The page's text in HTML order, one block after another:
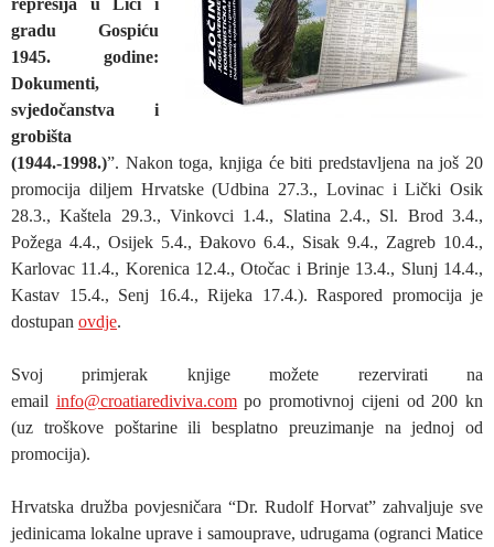
gradu Gospiću
1945. godine:
Dokumenti,
svjedočanstva i
grobišta
(1944.-1998.)”. Nakon toga, knjiga će biti predstavljena na još 20
promocija diljem Hrvatske (Udbina 27.3., Lovinac i Lički Osik
28.3., Kaštela 29.3., Vinkovci 1.4., Slatina 2.4., Sl. Brod 3.4.,
Požega 4.4., Osijek 5.4., Đakovo 6.4., Sisak 9.4., Zagreb 10.4.,
Karlovac 11.4., Korenica 12.4., Otočac i Brinje 13.4., Slunj 14.4.,
Kastav 15.4., Senj 16.4., Rijeka 17.4.). Raspored promocija je
dostupan ovdje.
Svoj primjerak knjige možete rezervirati na
email info@croatiarediviva.compo promotivnoj cijeni od 200 kn
(uz troškove poštarine ili besplatno preuzimanje na jednoj od
promocija).
Hrvatska družba povjesničara “Dr. Rudolf Horvat” zahvaljuje sve
jedinicama lokalne uprave i samouprave, udrugama (ogranci Matice